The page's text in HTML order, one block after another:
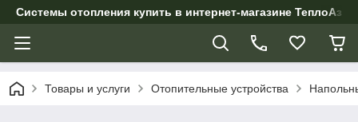
Системы отопления купить в интернет-магазине ТеплоАзии
Товары и услуги Отопительные устройства